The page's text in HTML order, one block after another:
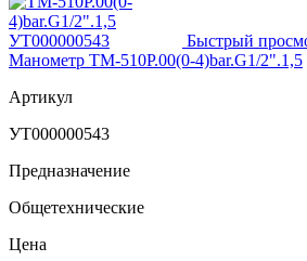
Быстрый
Манометр ТМ-510Р.00(0-4)bar.G1/2".1,5
Артикул
УТ000000543
Предназначение
Общетехнические
Цена